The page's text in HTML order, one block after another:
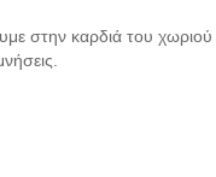
στην καρδιά του χωριού